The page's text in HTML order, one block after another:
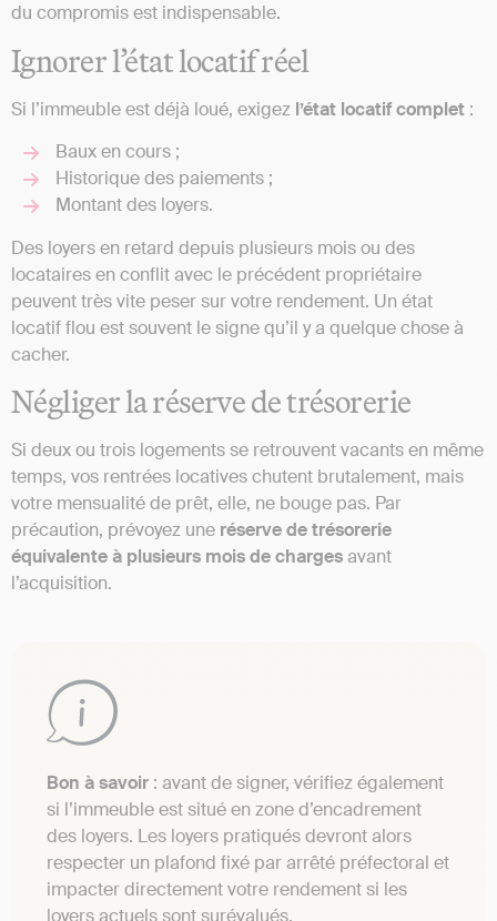
du compromis est indispensable.
Ignorer l’état locatif réel
Si l’immeuble est déjà loué, exigez l’état locatif complet :
Baux en cours ;
Historique des paiements ;
Montant des loyers.
Des loyers en retard depuis plusieurs mois ou des
locataires en conflit avec le précédent propriétaire
peuvent très vite peser sur votre rendement. Un état
locatif flou est souvent le signe qu’il y a quelque chose à
cacher.
Négliger la réserve de trésorerie
Si deux ou trois logements se retrouvent vacants en même
temps, vos rentrées locatives chutent brutalement, mais
votre mensualité de prêt, elle, ne bouge pas. Par
précaution, prévoyez une réserve de trésorerie
équivalente à plusieurs mois de chargesavant
l’acquisition.
Bon à savoir : avant de signer, vérifiez également
si l’immeuble est situé en zone d’encadrement
des loyers. Les loyers pratiqués devront alors
respecter un plafond fixé par arrêté préfectoral et
impacter directement votre rendement si les
loyers actuels sont surévalués.